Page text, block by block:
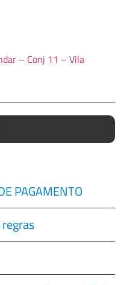
– Conj 11 – Vila
PAGAMENTO